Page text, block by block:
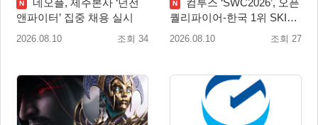
N
네오플, 제주본사 ‘던전
앤파이터’ 집중 채용 실시
2026.08.10 조회 34
N
컴투스 ‘SWC2026’, 오픈
퀄리파이어-한국 1위 SKIT
월드 파이널 진출!
2026.08.10 조회 27